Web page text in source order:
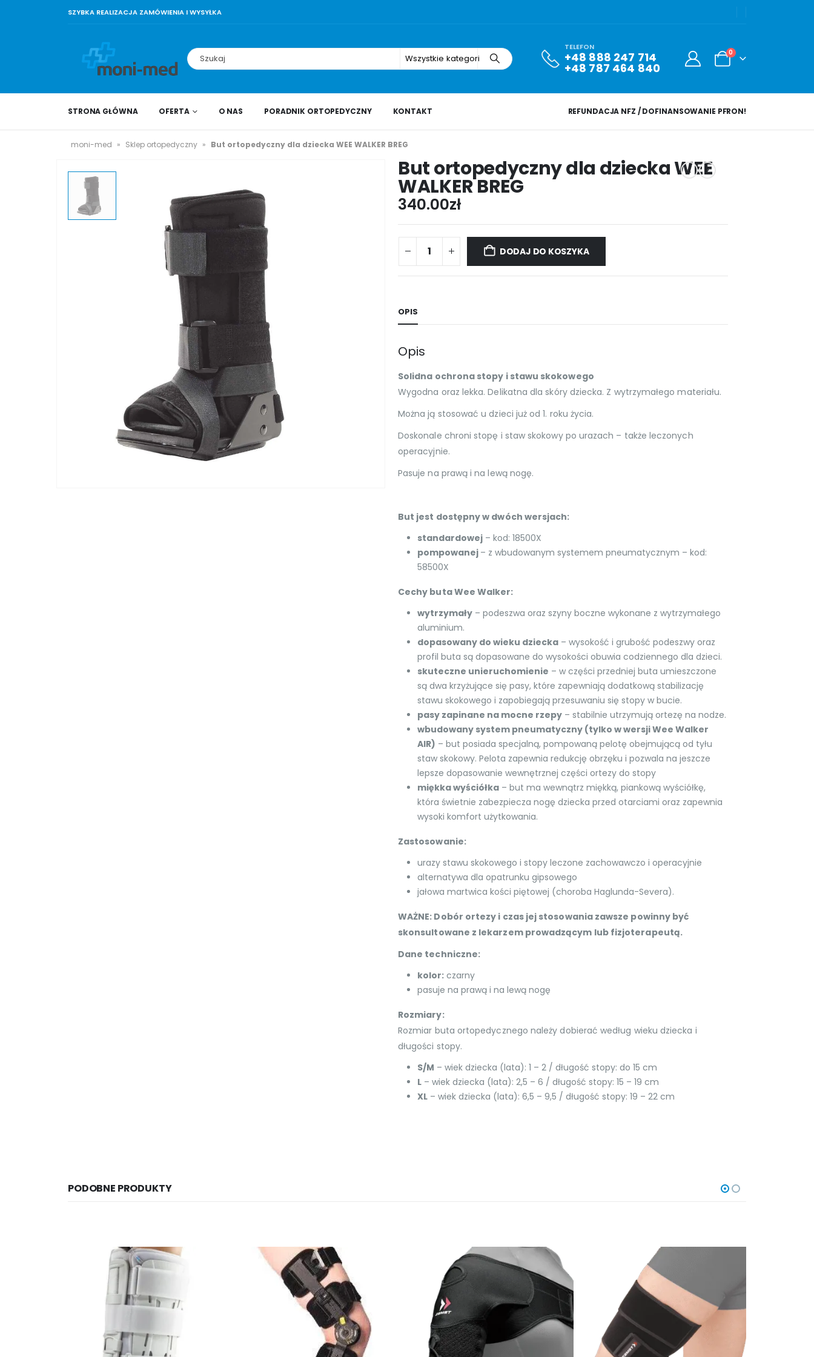
SZYBKA REALIZACJA ZAMÓWIENIA I WYSYŁKA
Wszystkie kategorie
TELEFON
+48 888 247 714
+48 787 464 840
0
STRONA GŁÓWNA OFERTA O NAS PORADNIK ORTOPEDYCZNY KONTAKT REFUNDACJA NFZ / DOFINANSOWANIE PFRON!
moni-med » Sklep ortopedyczny » But ortopedyczny dla dziecka WEE WALKER BREG
But ortopedyczny dla dziecka WEE
WALKER BREG
340.00zł
DODAJ DO KOSZYKA
OPIS
Opis
Solidna ochrona stopy i stawu skokowego
Wygodna oraz lekka. Delikatna dla skóry dziecka. Z wytrzymałego materiału.
Można ją stosować u dzieci już od 1. roku życia.
Doskonale chroni stopę i staw skokowy po urazach – także leczonych
operacyjnie.
Pasuje na prawą i na lewą nogę.
But jest dostępny w dwóch wersjach:
standardowej – kod: 18500X
pompowanej – z wbudowanym systemem pneumatycznym – kod:
58500X
Cechy buta Wee Walker:
wytrzymały – podeszwa oraz szyny boczne wykonane z wytrzymałego
aluminium.
dopasowany do wieku dziecka – wysokość i grubość podeszwy oraz
profil buta są dopasowane do wysokości obuwia codziennego dla dzieci.
skuteczne unieruchomienie – w części przedniej buta umieszczone
są dwa krzyżujące się pasy, które zapewniają dodatkową stabilizację
stawu skokowego i zapobiegają przesuwaniu się stopy w bucie.
pasy zapinane na mocne rzepy – stabilnie utrzymują ortezę na nodze.
wbudowany system pneumatyczny (tylko w wersji Wee Walker
AIR) – but posiada specjalną, pompowaną pelotę obejmującą od tyłu
staw skokowy. Pelota zapewnia redukcję obrzęku i pozwala na jeszcze
lepsze dopasowanie wewnętrznej części ortezy do stopy
miękka wyściółka – but ma wewnątrz miękką, piankową wyściółkę,
która świetnie zabezpiecza nogę dziecka przed otarciami oraz zapewnia
wysoki komfort użytkowania.
Zastosowanie:
urazy stawu skokowego i stopy leczone zachowawczo i operacyjnie
alternatywa dla opatrunku gipsowego
jałowa martwica kości piętowej (choroba Haglunda-Severa).
WAŻNE: Dobór ortezy i czas jej stosowania zawsze powinny być
skonsultowane z lekarzem prowadzącym lub fizjoterapeutą.
Dane techniczne:
kolor: czarny
pasuje na prawą i na lewą nogę
Rozmiary:
Rozmiar buta ortopedycznego należy dobierać według wieku dziecka i
długości stopy.
S/M – wiek dziecka (lata): 1 – 2 / długość stopy: do 15 cm
L – wiek dziecka (lata): 2,5 – 6 / długość stopy: 15 – 19 cm
XL – wiek dziecka (lata): 6,5 – 9,5 / długość stopy: 19 – 22 cm
PODOBNE PRODUKTY